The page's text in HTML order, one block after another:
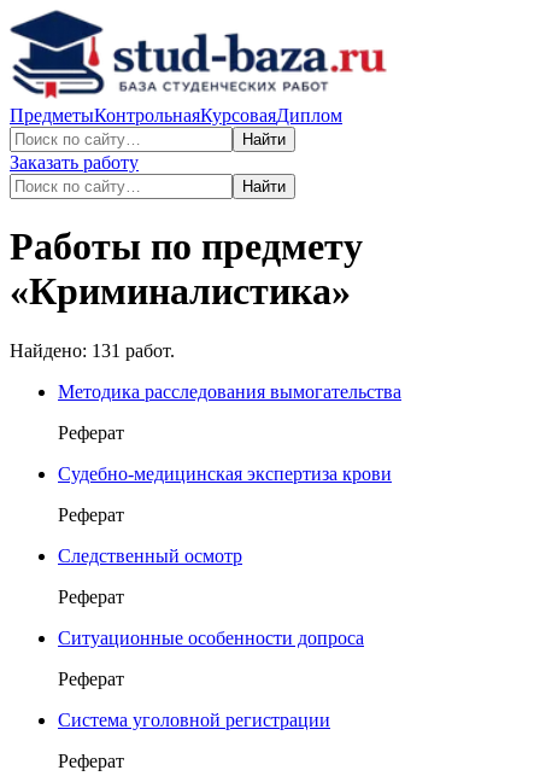
ПредметыКонтрольнаяКурсоваяДиплом
Найти
Заказать работу
Найти
Работы по предмету
«Криминалистика»
Найдено: 131 работ.
Методика расследования вымогательства
Реферат
Судебно-медицинская экспертиза крови
Реферат
Следственный осмотр
Реферат
Ситуационные особенности допроса
Реферат
Система уголовной регистрации
Реферат